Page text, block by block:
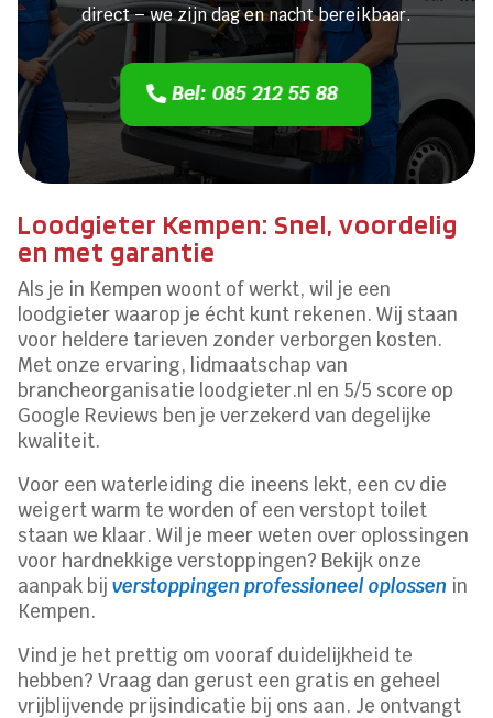
direct – we zijn dag en nacht bereikbaar.
Bel: 085 212 55 88
Loodgieter Kempen: Snel, voordelig
en met garantie
Als je in Kempen woont of werkt, wil je een
loodgieter waarop je écht kunt rekenen. Wij staan
voor heldere tarieven zonder verborgen kosten.
Met onze ervaring, lidmaatschap van
brancheorganisatie loodgieter.nl en 5/5 score op
Google Reviews ben je verzekerd van degelijke
kwaliteit.
Voor een waterleiding die ineens lekt, een cv die
weigert warm te worden of een verstopt toilet
staan we klaar. Wil je meer weten over oplossingen
voor hardnekkige verstoppingen? Bekijk onze
aanpak bijverstoppingen professioneel oplossen in
Kempen.
Vind je het prettig om vooraf duidelijkheid te
hebben? Vraag dan gerust een gratis en geheel
vrijblijvende prijsindicatie bij ons aan. Je ontvangt